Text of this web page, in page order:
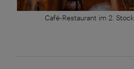
Café-Restaurant im 2. Stock